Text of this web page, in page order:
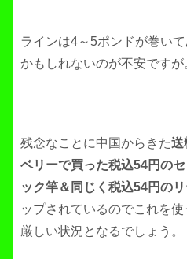
ラインは4～5ポンドが巻い
かもしれないのが不安ですが
残念なことに中国からきた送
ベリーで買った税込54円のセ
ック竿＆同じく税込54円の
ップされているのでこれを
厳しい状況となるでしょう。